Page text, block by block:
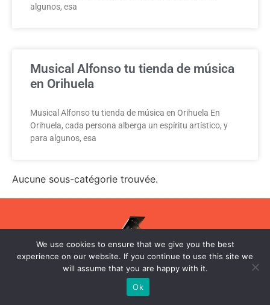
algunos, esa
Musical Alfonso tu tienda de música
en Orihuela
Musical Alfonso tu tienda de música en Orihuela En
Orihuela, cada persona alberga un espíritu artístico, y
para algunos, esa
Aucune sous-catégorie trouvée.
We use cookies to ensure that we give you the best
experience on our website. If you continue to use this site we
will assume that you are happy with it.
Ok